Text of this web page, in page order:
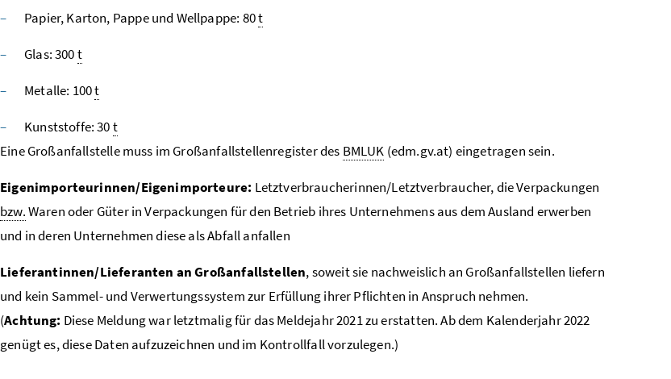
Papier, Karton, Pappe und Wellpappe: 80t
Glas: 300t
Metalle: 100t
Kunststoffe: 30t
Eine Großanfallstelle muss im Großanfallstellenregister des BMLUK (edm.gv.at) eingetragen sein.
Eigenimporteurinnen/Eigenimporteure: Letztverbraucherinnen/Letztverbraucher, die Verpackungen
bzw.Waren oder Güter in Verpackungen für den Betrieb ihres Unternehmens aus dem Ausland erwerben
und in deren Unternehmen diese als Abfall anfallen
Lieferantinnen/Lieferanten an Großanfallstellen, soweit sie nachweislich an Großanfallstellen liefern
und kein Sammel- und Verwertungssystem zur Erfüllung ihrer Pflichten in Anspruch nehmen.
(Achtung: Diese Meldung war letztmalig für das Meldejahr 2021 zu erstatten. Ab dem Kalenderjahr 2022
genügt es, diese Daten aufzuzeichnen und im Kontrollfall vorzulegen.)